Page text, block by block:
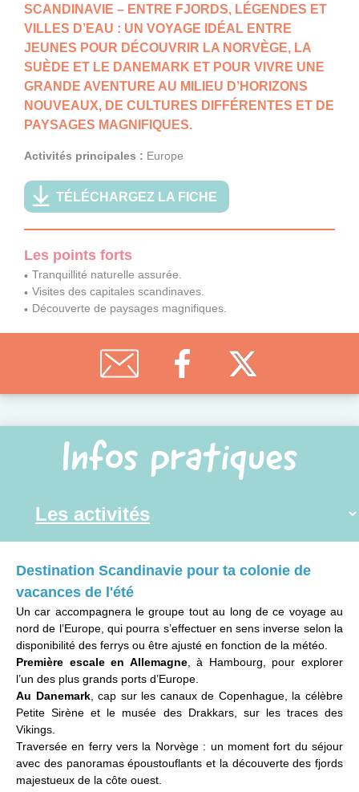
SCANDINAVIE – ENTRE FJORDS, LÉGENDES ET
VILLES D’EAU : UN VOYAGE IDÉAL ENTRE
JEUNES POUR DÉCOUVRIR LA NORVÈGE, LA
SUÈDE ET LE DANEMARK ET POUR VIVRE UNE
GRANDE AVENTURE AU MILIEU D’HORIZONS
NOUVEAUX, DE CULTURES DIFFÉRENTES ET DE
PAYSAGES MAGNIFIQUES.
Activités principales : Europe
TÉLÉCHARGEZ LA FICHE
Les points forts
Tranquillité naturelle assurée.
Visites des capitales scandinaves.
Découverte de paysages magnifiques.
Infos pratiques
Destination Scandinavie pour ta colonie de
vacances de l'été
Un car accompagnera le groupe tout au long de ce voyage au
nord de l’Europe, qui pourra s’effectuer en sens inverse selon la
disponibilité des ferrys ou être ajusté en fonction de la météo.
Première escale en Allemagne, à Hambourg, pour explorer
l’un des plus grands ports d’Europe.
Au Danemark, cap sur les canaux de Copenhague, la célèbre
Petite Sirène et le musée des Drakkars, sur les traces des
Vikings.
Traversée en ferry vers la Norvège : un moment fort du séjour
avec des panoramas époustouflants et la découverte des fjords
majestueux de la côte ouest.